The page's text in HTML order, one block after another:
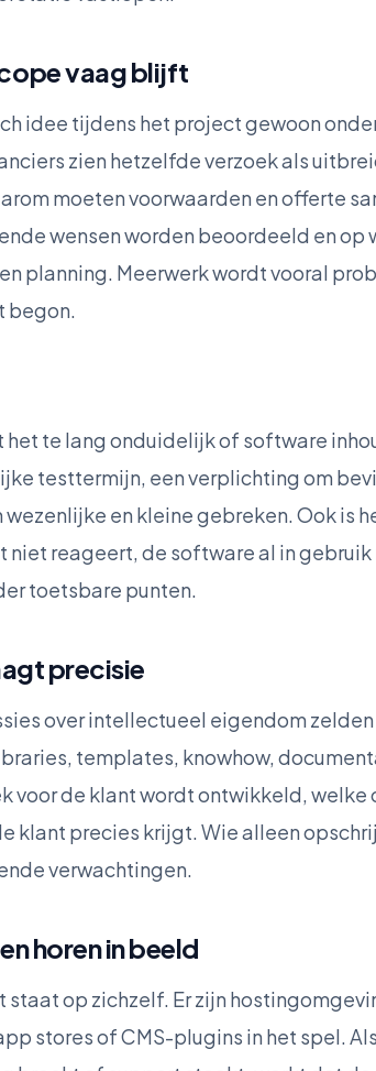
vaag blijft
idee tijdens het project gewoon
zien hetzelfde verzoek als
moeten voorwaarden en offerte
wensen worden beoordeeld en op
planning. Meerwerk wordt vooral
begon.
te lang onduidelijk of software
testtermijn, een verplichting om
en kleine gebreken. Ook is
niet reageert, de software al in
toetsbare punten.
precisie
over intellectueel eigendom
templates, knowhow,
voor de klant wordt ontwikkeld,
klant precies krijgt. Wie alleen
verwachtingen.
horen in beeld
op zichzelf. Er zijn
stores of CMS-plugins in het spel.